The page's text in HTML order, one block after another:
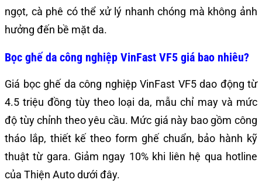
ngọt, cà phê có thể xử lý nhanh chóng mà không ảnh
hưởng đến bề mặt da.
Bọc ghế da công nghiệp VinFast VF5 giá bao nhiêu?
Giá bọc ghế da công nghiệp VinFast VF5 dao động từ
4.5 triệu đồng tùy theo loại da, mẫu chỉ may và mức
độ tùy chỉnh theo yêu cầu. Mức giá này bao gồm công
tháo lắp, thiết kế theo form ghế chuẩn, bảo hành kỹ
thuật từ gara. Giảm ngay 10% khi liên hệ qua hotline
của Thiện Auto dưới đây.